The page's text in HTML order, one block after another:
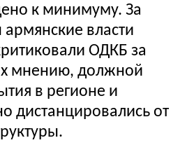
к минимуму. За
власти
ОДКБ за
мнению, должной
в регионе и
дистанцировались от